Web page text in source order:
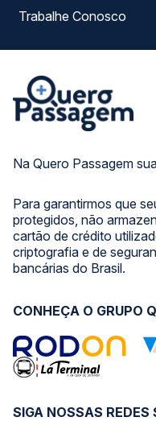
Na Quero Passagem
Para garantirmos que
protegidos, não
cartão de crédito
criptografia e de
bancárias do Brasil.
Trabalhe Conosco
SIGA NOSSAS REDES
CONHEÇA O GRUPO